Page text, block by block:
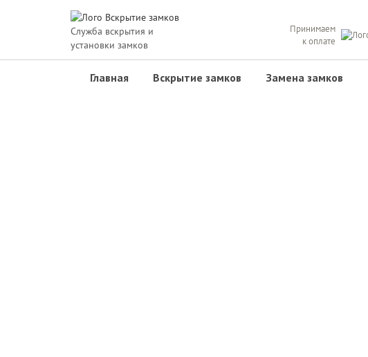
Служба вскрытия и
установки замков
Принимаем
к оплате
Главная Вскрытие замков Замена замков